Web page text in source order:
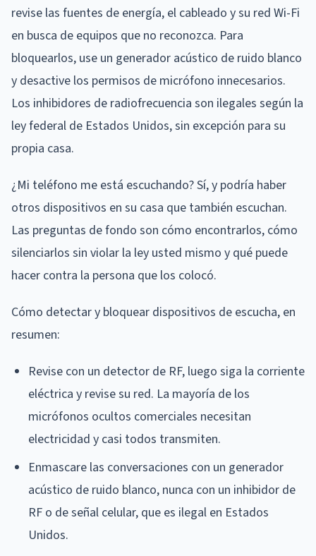
revise las fuentes de energía, el cableado y su red Wi-Fi
en busca de equipos que no reconozca. Para
bloquearlos, use un generador acústico de ruido blanco
y desactive los permisos de micrófono innecesarios.
Los inhibidores de radiofrecuencia son ilegales según la
ley federal de Estados Unidos, sin excepción para su
propia casa.
¿Mi teléfono me está escuchando? Sí, y podría haber
otros dispositivos en su casa que también escuchan.
Las preguntas de fondo son cómo encontrarlos, cómo
silenciarlos sin violar la ley usted mismo y qué puede
hacer contra la persona que los colocó.
Cómo detectar y bloquear dispositivos de escucha, en
resumen:
Revise con un detector de RF, luego siga la corriente
eléctrica y revise su red. La mayoría de los
micrófonos ocultos comerciales necesitan
electricidad y casi todos transmiten.
Enmascare las conversaciones con un generador
acústico de ruido blanco, nunca con un inhibidor de
RF o de señal celular, que es ilegal en Estados
Unidos.